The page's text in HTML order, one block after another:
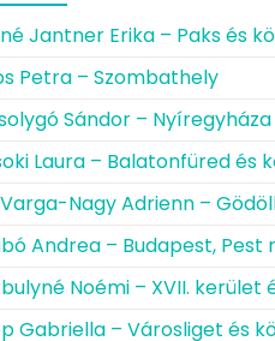
Jantner Erika – Paks és
Petra – Szombathely
Sándor – Nyíregyháza
Laura – Balatonfüred és
Nagy Adrienn –
Andrea – Budapest, Pest
Noémi – XVII. kerület
Gabriella – Városliget és